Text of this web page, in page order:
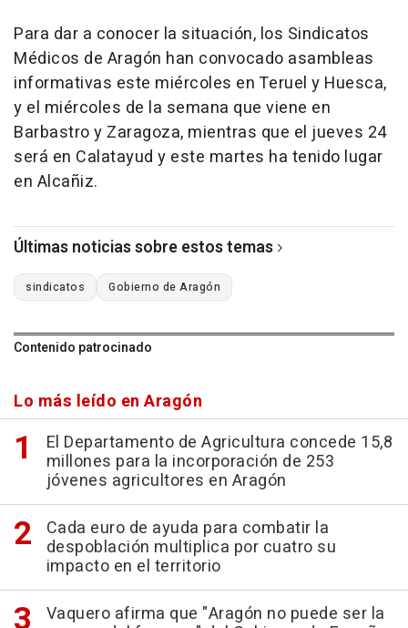
Para dar a conocer la situación, los Sindicatos
Médicos de Aragón han convocado asambleas
informativas este miércoles en Teruel y Huesca,
y el miércoles de la semana que viene en
Barbastro y Zaragoza, mientras que el jueves 24
será en Calatayud y este martes ha tenido lugar
en Alcañiz.
Últimas noticias sobre estos temas
sindicatos Gobierno de Aragón
Contenido patrocinado
Lo más leído en Aragón
El Departamento de Agricultura concede 15,8
millones para la incorporación de 253
jóvenes agricultores en Aragón
Cada euro de ayuda para combatir la
despoblación multiplica por cuatro su
impacto en el territorio
Vaquero afirma que "Aragón no puede ser la